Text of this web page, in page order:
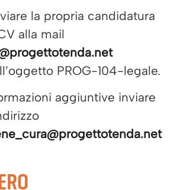
la propria candidatura
alla mail
PROG-104-legale.
aggiuntive inviare